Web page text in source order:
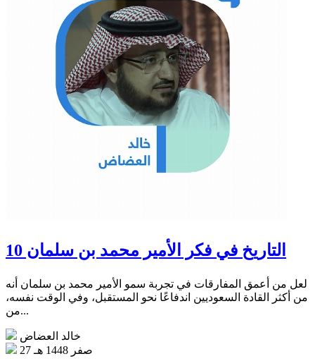
التاريخ في فكر الأمير محمد بن سلمان 10
لعل من أعمق المفارقات في تجربة سمو الأمير محمد بن سلمان أنه
من أكثر القادة السعوديين اندفاعًا نحو المستقبل، وفي الوقت نفسه،
من...
خالد العضاض
27 صفر 1448 هـ